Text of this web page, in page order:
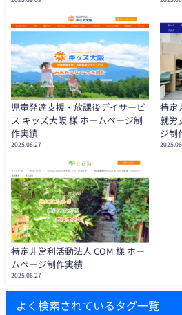
児童発達支援・放課後デイサービ
ス キッズ大阪 様 ホームページ制
作実績
2025.06.27
特定
就労
ジ制
特定非営利活動法人 COM 様 ホー
ムページ制作実績
2025.06.27
よく検索されているタグ一覧